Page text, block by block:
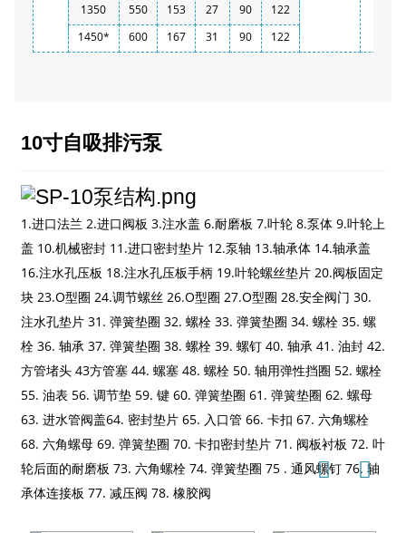
1350
550 153 27 90 122
1450*
600 167 31 90 122
10寸自吸排污泵
1.进口法兰 2.进口阀板 3.注水盖 6.耐磨板 7.叶轮 8.泵体 9.叶轮上
盖 10.机械密封 11.进口密封垫片 12.泵轴 13.轴承体 14.轴承盖
16.注水孔压板 18.注水孔压板手柄 19.叶轮螺丝垫片 20.阀板固定
块 23.O型圈 24.调节螺丝 26.O型圈 27.O型圈 28.安全阀门 30.
注水孔垫片 31. 弹簧垫圈 32. 螺栓 33. 弹簧垫圈 34. 螺栓 35. 螺
栓 36. 轴承 37. 弹簧垫圈 38. 螺栓 39. 螺钉 40. 轴承 41. 油封 42.
方管堵头 43方管塞 44. 螺塞 48. 螺栓 50. 轴用弹性挡圈 52. 螺栓
55. 油表 56. 调节垫 59. 键 60. 弹簧垫圈 61. 弹簧垫圈 62. 螺母
63. 进水管阀盖64. 密封垫片 65. 入口管 66. 卡扣 67. 六角螺栓
68. 六角螺母 69. 弹簧垫圈 70. 卡扣密封垫片 71. 阀板衬板 72. 叶
轮后面的耐磨板 73. 六角螺栓 74. 弹簧垫圈 75 . 通风螺钉 76. 轴
承体连接板 77. 减压阀 78. 橡胶阀